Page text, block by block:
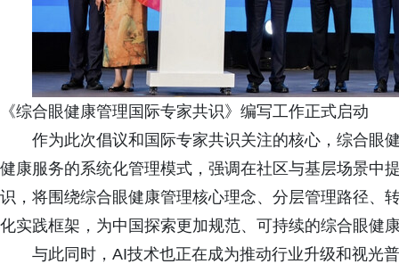
《综合眼健康管理国际专家共识》编写工作正式启动
作为此次倡议和国际专家共识关注的核心，综合眼
健康服务的系统化管理模式，强调在社区与基层场景中
识，将围绕综合眼健康管理核心理念、分层管理路径、
化实践框架，为中国探索更加规范、可持续的综合眼健
与此同时，AI技术也正在成为推动行业升级和视光